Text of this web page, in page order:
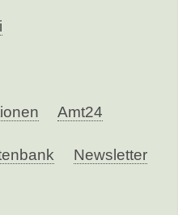
Amt24
Newsletter